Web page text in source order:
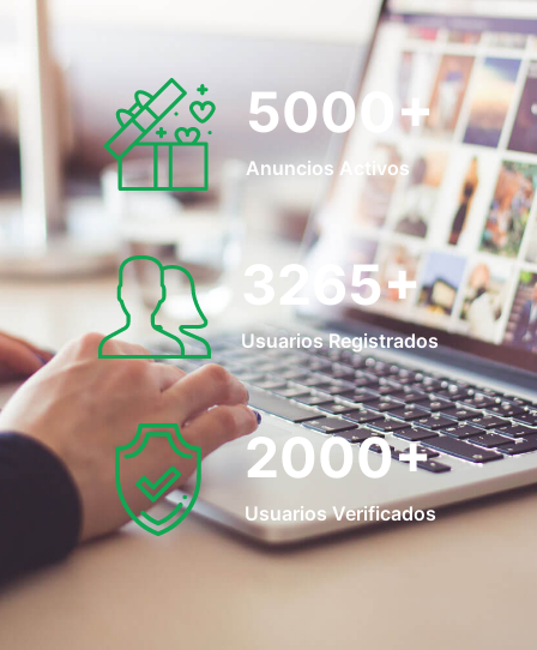
5000 +
Anuncios Activos
3265+
Usuarios Registrados
2000+
Usuarios Verificados